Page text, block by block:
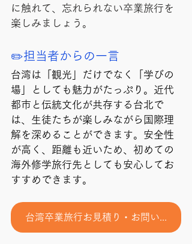
に触れて、忘れられない卒業旅行を
楽しみましょう。
✏️担当者からの一言
台湾は「観光」だけでなく「学びの
場」としても魅力がたっぷり。近代
都市と伝統文化が共存する台北で
は、生徒たちが楽しみながら国際理
解を深めることができます。安全性
が高く、距離も近いため、初めての
海外修学旅行先としても安心してお
すすめできます。
台湾卒業旅行お見積り・お問い合わせ